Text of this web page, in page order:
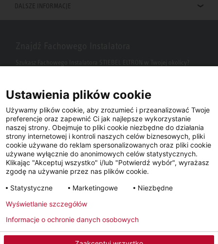
DALSZE INFORMACJE
Metryka Polityka prywatności Newsletter
Facebook YouTube LinkedIn
Instagram
Ustawienia plików cookie
Używamy plików cookie, aby zrozumieć i przeanalizować Twoje
preferencje oraz zapewnić Ci jak najlepsze wykorzystanie
naszej strony. Obejmuje to pliki cookie niezbędne do działania
strony internetowej i kontroli naszych celów biznesowych, pliki
cookie używane do reklam spersonalizowanych oraz pliki cookie
używane wyłącznie do anonimowych celów statystycznych.
Klikając "Akceptuj wszystko" i/lub "Potwierdź wybór", wyrażasz
zgodę na używanie przez nas plików cookie.
Statystyczne
Marketingowe Niezbędne
Wyświetlanie szczegółów
Informacje o ochronie danych osobowych